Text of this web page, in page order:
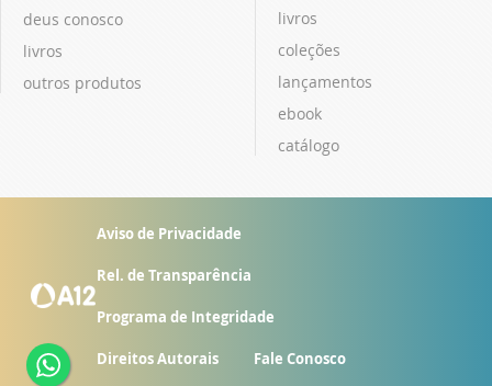
deus conosco
livros
outros produtos
livros
coleções
lançamentos
ebook
catálogo
Aviso de Privacidade
Rel. de Transparência
Programa de Integridade
Direitos Autorais Fale Conosco